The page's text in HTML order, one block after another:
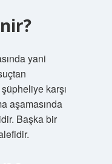
yani
karşı
aşamasında
Başka bir